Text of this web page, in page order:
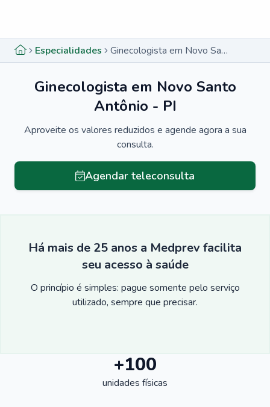
Especialidades Ginecologista em Novo Santo Antônio - PI
Ginecologista em Novo Santo
Antônio - PI
Aproveite os valores reduzidos e agende agora a sua
consulta.
Agendar teleconsulta
Há mais de 25 anos a Medprev facilita
seu acesso à saúde
O princípio é simples: pague somente pelo serviço
utilizado, sempre que precisar.
+100
unidades físicas